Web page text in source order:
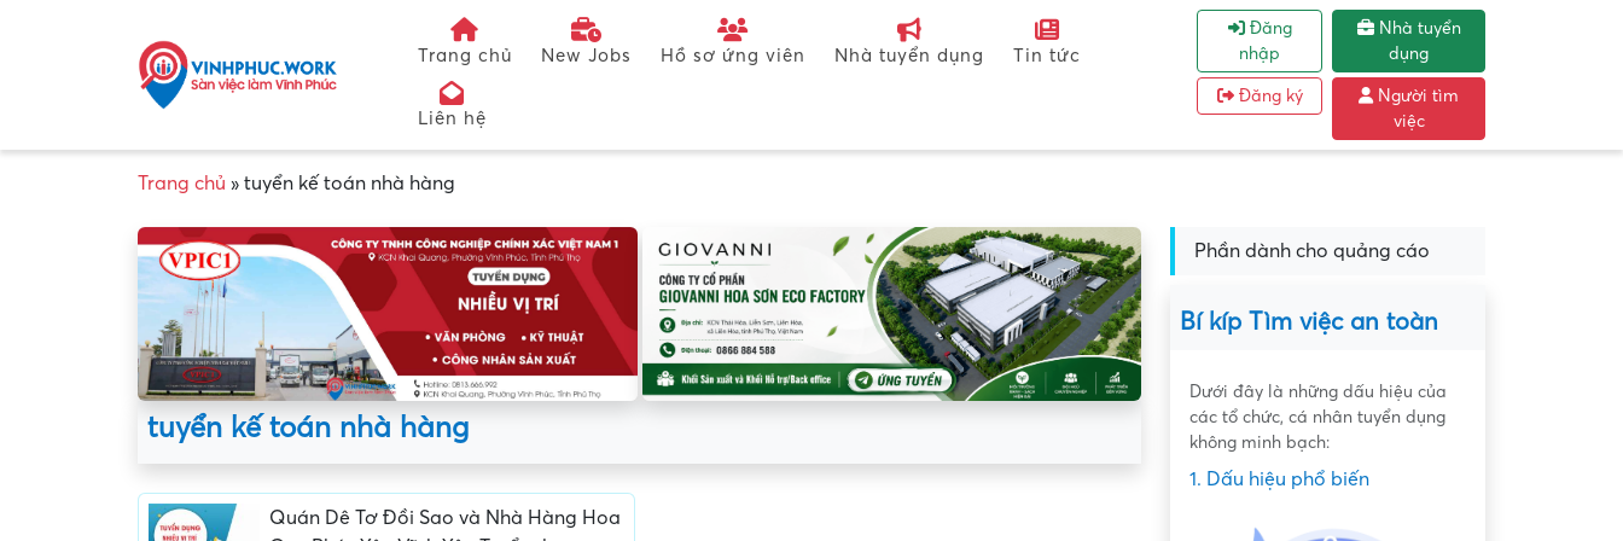
Trang chủ New Jobs Hồ sơ ứng viên Nhà tuyển dụng Tin tức
Liên hệ
Đăng
nhập
Đăng ký
Nhà tuyển
dụng
Người tìm
việc
Trang chủ » tuyển kế toán nhà hàng
tuyển kế toán nhà hàng
Quán Dê Tơ Đồi Sao và Nhà Hàng Hoa
Phần dành cho quảng cáo
Bí kíp Tìm việc an toàn
Dưới đây là những dấu hiệu của
các tổ chức, cá nhân tuyển dụng
không minh bạch:
1. Dấu hiệu phổ biến